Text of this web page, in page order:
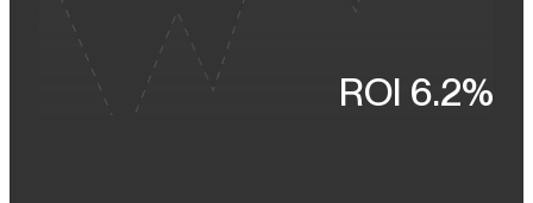
ROI 6.2%
центральных районов Дубая и Международного аэропорта
DXB дорога занимает 20–30 минут.